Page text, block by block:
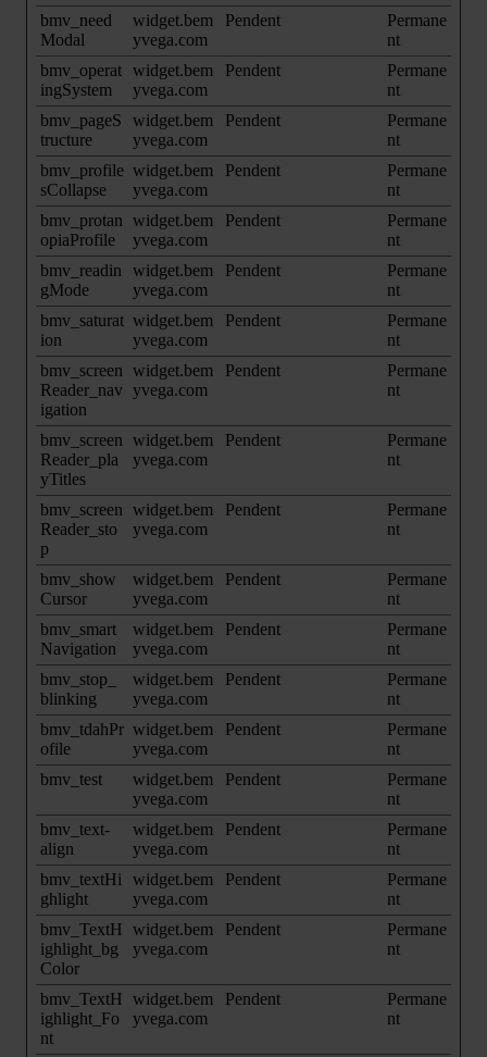
bmv_need
Modal
widget.bem
yvega.com
Pendent
Permane
nt
bmv_operat
ingSystem
widget.bem
yvega.com
Pendent
Permane
nt
bmv_pageS
tructure
widget.bem
yvega.com
Pendent
Permane
nt
bmv_profile
sCollapse
widget.bem
yvega.com
Pendent
Permane
nt
bmv_protan
opiaProfile
widget.bem
yvega.com
Pendent
Permane
nt
bmv_readin
gMode
widget.bem
yvega.com
Pendent
Permane
nt
bmv_saturat
ion
widget.bem
yvega.com
Pendent
Permane
nt
bmv_screen
Reader_nav
igation
widget.bem
yvega.com
Pendent
Permane
nt
bmv_screen
Reader_pla
yTitles
widget.bem
yvega.com
Pendent
Permane
nt
bmv_screen
Reader_sto
p
widget.bem
yvega.com
Pendent
Permane
nt
bmv_show
Cursor
widget.bem
yvega.com
Pendent
Permane
nt
bmv_smart
Navigation
widget.bem
yvega.com
Pendent
Permane
nt
bmv_stop_
blinking
widget.bem
yvega.com
Pendent
Permane
nt
bmv_tdahPr
ofile
widget.bem
yvega.com
Pendent
Permane
nt
bmv_test
widget.bem
yvega.com
Pendent
Permane
nt
bmv_text-
align
widget.bem
yvega.com
Pendent
Permane
nt
bmv_textHi
ghlight
widget.bem
yvega.com
Pendent
Permane
nt
bmv_TextH
ighlight_bg
Color
widget.bem
yvega.com
Pendent
Permane
nt
bmv_TextH
ighlight_Fo
nt
widget.bem
yvega.com
Pendent
Permane
nt